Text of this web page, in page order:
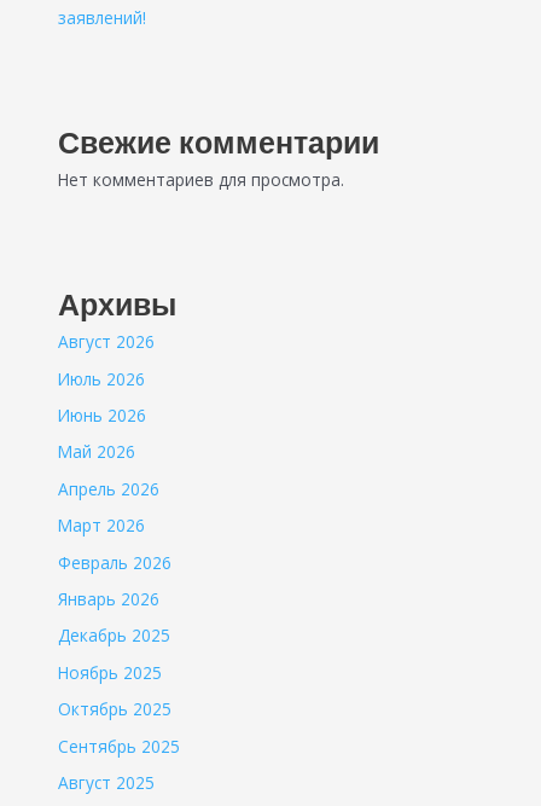
заявлений!
Свежие комментарии
Нет комментариев для просмотра.
Архивы
Август 2026
Июль 2026
Июнь 2026
Май 2026
Апрель 2026
Март 2026
Февраль 2026
Январь 2026
Декабрь 2025
Ноябрь 2025
Октябрь 2025
Сентябрь 2025
Август 2025